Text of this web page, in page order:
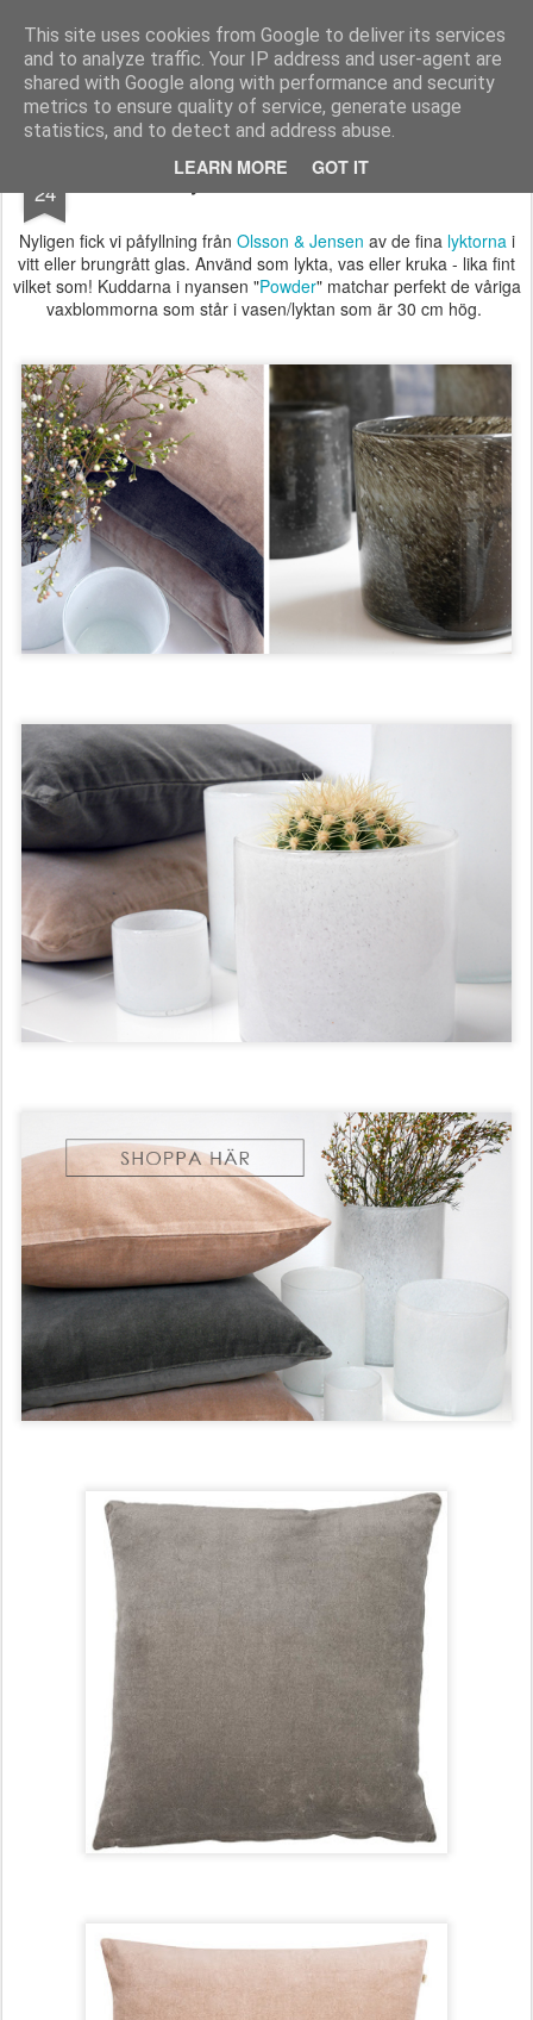
This site uses cookies from Google to deliver its services
and to analyze traffic. Your IP address and user-agent are
shared with Google along with performance and security
metrics to ensure quality of service, generate usage
statistics, and to detect and address abuse.
LEARN MORE GOT IT
Longcoast Living Longcoast Living är en webbutik där du hittar personlig och tidlös inredning till ditt hem.
Startsida Longcoast Living För Bloggare och Press
24 Lykta, kruka eller vas?
Nyligen fick vi påfyllning från Olsson & Jensen av de fina lyktornai
vitt eller brungrått glas. Använd som lykta, vas eller kruka - lika fint
vilket som! Kuddarna i nyansen "Powder" matchar perfekt de våriga
vaxblommorna som står i vasen/lyktan som är 30 cm hög.